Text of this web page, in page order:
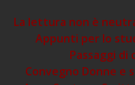
La lettura non è
Appunti per lo
Passaggi di
Convegno Donne e